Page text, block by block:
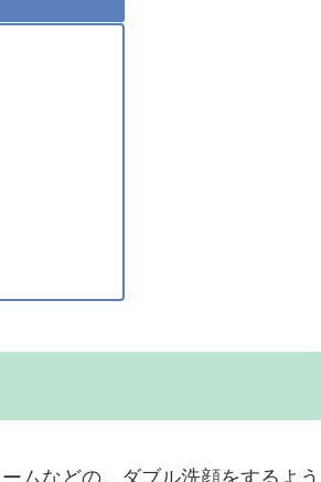
ムなどの、ダブル洗顔をするよう